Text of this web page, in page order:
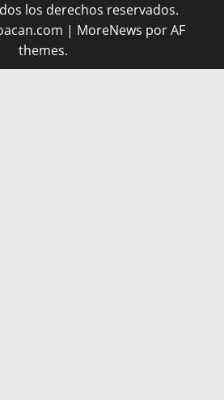
los derechos reservados.
| MoreNews por AF
themes.